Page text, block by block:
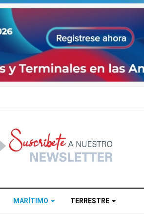
MARÍTIMO TERRESTRE